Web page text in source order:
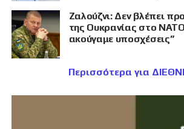
Ζαλούζνι: Δεν βλέπει
της Ουκρανίας στο ΝΑΤΟ
ακούγαμε υποσχέσεις”
Περισσότερα για